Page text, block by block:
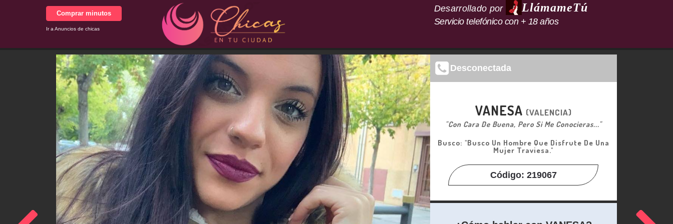
Comprar minutos
Ir a Anuncios de chicas
Desarrollado por LlámameTú
Servicio telefónico con + 18 años
Desconectada
VANESA (VALENCIA)
"Con Cara De Buena, Pero Si Me Conocieras..."
Busco: "Busco Un Hombre Que Disfrute De Una
Mujer Traviesa."
Código: 219067